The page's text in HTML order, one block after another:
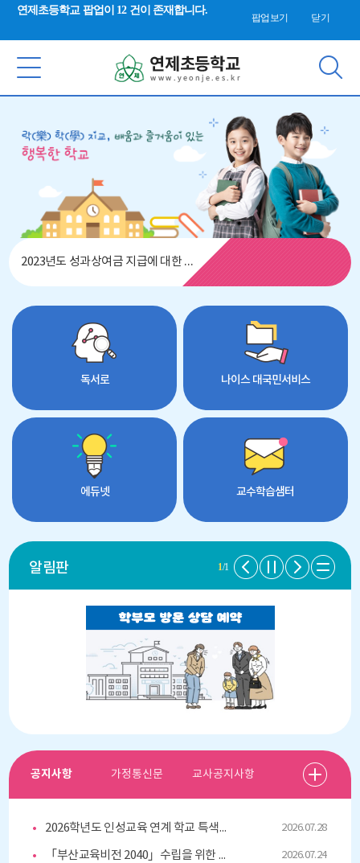
연제초등학교 팝업이 12 건이 존재합니다.
팝업보기 닫기
합
2023년도 성과상여금 지급에 대한 이의신청서
독서로 나이스 대국민서비스
에듀넷 교수학습샘터
알림판 1/1
공지사항
2026학년도 인성교육 연계 학교 특색 (무상)방과후 프로그램 개인위탁 외부강사 모집 공고(재공고) 2026.07.28
「부산교육비전 2040」수립을 위한 학부모 대상 설문조사 안내 2026.07.24
가정통신문 교사공지사항